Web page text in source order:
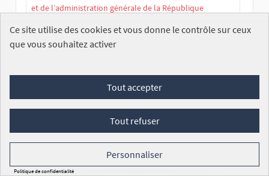
et de l’administration générale de la République
74 /100 000 SIGNATURES
Pour un renforcement des sanctions et du
contrôle indépendant en cas de mensonge
Ce site utilise des cookies et vous donne le contrôle sur ceux
que vous souhaitez activer
Tout accepter
Tout refuser
Personnaliser
Politique de confidentialité